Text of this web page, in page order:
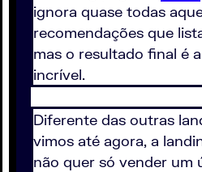
ignora quase todas
recomendações que
mas o resultado final é
incrível.
Diferente das outras
vimos até agora, a
não quer só vender um